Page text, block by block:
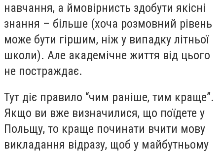
навчання, а ймовірнисть здобути якісні
знання – більше (хоча розмовний рівень
може бути гіршим, ніж у випадку літньої
школи). Але академічне життя від цього
не постраждає.
Тут діє правило “чим раніше, тим краще”.
Якщо ви вже визначилися, що поїдете у
Польщу, то краще починати вчити мову
викладання відразу, щоб у майбутньому